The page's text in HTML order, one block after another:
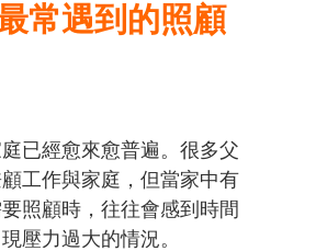
常遇到的照顧
已經愈來愈普遍。很多父
工作與家庭，但當家中有
照顧時，往往會感到時間
壓力過大的情況。